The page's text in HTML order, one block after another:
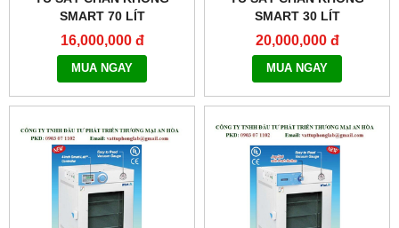
SMART 70 LÍT
MODEL:THERMOSTABLE
SOV-70
16,000,000 đ
MUA NGAY
SMART 30 LÍT
MODEL:THERMOSTABLE
SOV-30
20,000,000 đ
MUA NGAY